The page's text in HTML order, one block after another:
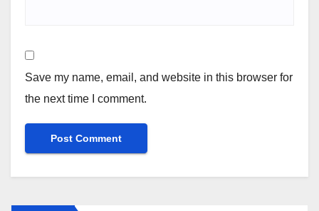
Save my name, email, and website in this browser for
the next time I comment.